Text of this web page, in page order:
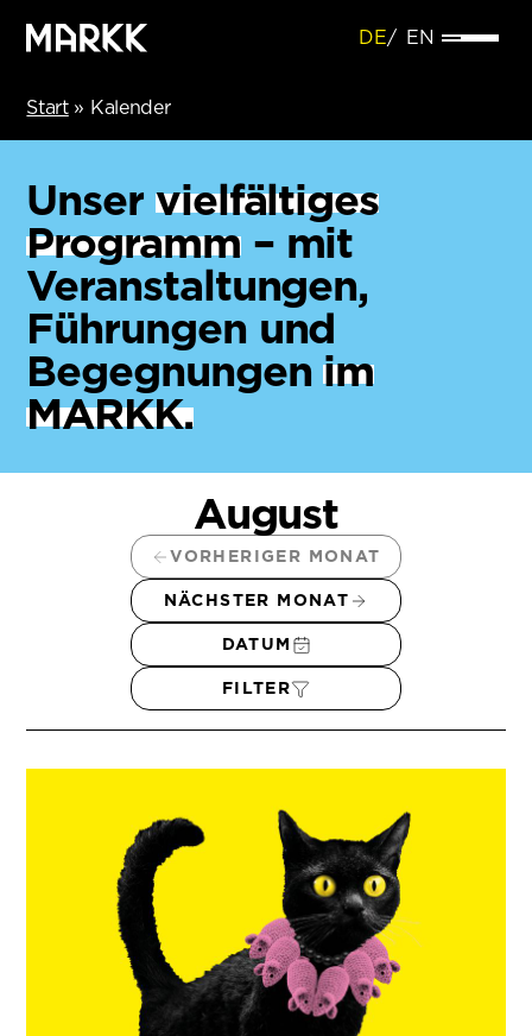
DE EN
Start» Kalender
Unser vielfältiges
Programm– mit
Veranstaltungen,
Führungen und
Begegnungenim
MARKK.
August
VORHERIGER MONAT
NÄCHSTER MONAT
DATUM
FILTER